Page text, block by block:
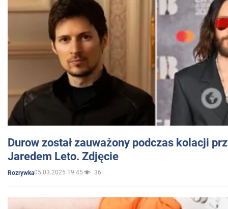
Durow został zauważony podczas kolacji
Jaredem Leto. Zdjęcie
Rozrywka05.03.2025 19:45 36